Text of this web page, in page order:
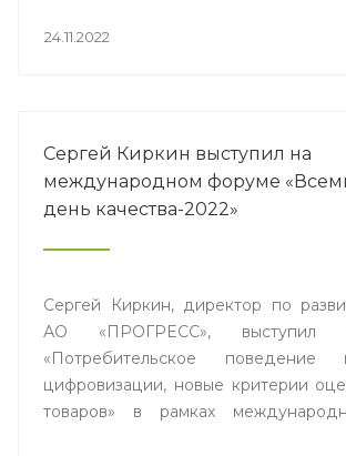
закрытия текущих
производстве детского питания в
24.11.2022
Сергей Киркин выступил на
международном форуме
день качества-2022»
Сергей Киркин, директор по
АО «ПРОГРЕСС», выступил
«Потребительское поведение
цифровизации, новые критерии
товаров» в рамках